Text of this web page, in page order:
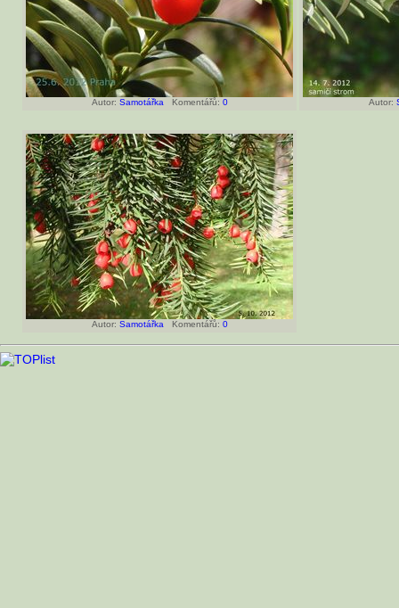
Autor: Samotářka Komentářů: 0 Autor:
Autor: Samotářka Komentářů: 0